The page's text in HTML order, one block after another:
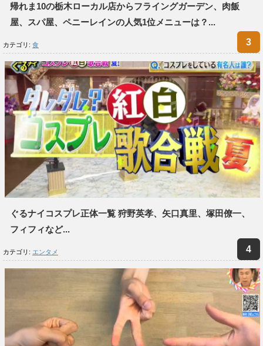
帰れま10の栃木ローカル店からフライングガーデン、肉飯
屋、スパ屋、ペニーレインの人気1位メニューは？...
カテゴリ: 食
ぐるナイコスプレ正体一覧 狩野英孝、矢口真里、塚田僚一、
フィフィなど...
カテゴリ: エンタメ